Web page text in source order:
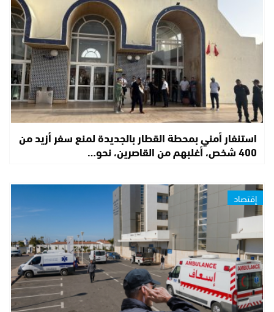
استنفار أمني بمحطة القطار بالجديدة لمنع سفر أزيد من
400 شخص، أغلبهم من القاصرين، نحو…
إقتصاد